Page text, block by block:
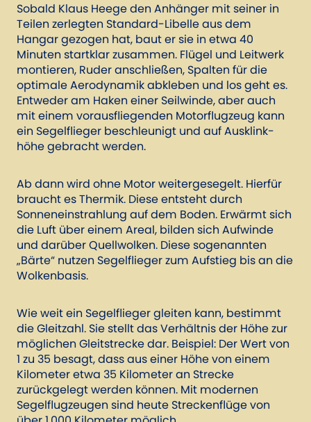
Sobald Klaus Heege den Anhänger mit seiner in
Teilen zerlegten Standard-Libelle aus dem
Hangar gezogen hat, baut er sie in etwa 40
Minuten startklar zusammen. Flügel und Leitwerk
montieren, Ruder anschließen, Spalten für die
optimale Aerodynamik abkleben und los geht es.
Entweder am Haken einer Seilwinde, aber auch
mit einem vorausfliegenden Motorflugzeug kann
ein Segelflieger beschleunigt und auf Ausklink­
höhe gebracht werden.
Ab dann wird ohne Motor weitergesegelt. Hierfür
braucht es Thermik. Diese entsteht durch
Sonneneinstrahlung auf dem Boden. Erwärmt sich
die Luft über einem Areal, bilden sich Aufwinde
und darüber Quellwolken. Diese sogenannten
„Bärte“ nutzen Segelflieger zum Aufstieg bis an die
Wolkenbasis.
Wie weit ein Segelflieger gleiten kann, bestimmt
die Gleitzahl. Sie stellt das Verhältnis der Höhe zur
möglichen Gleitstrecke dar. Beispiel: Der Wert von
1 zu 35 besagt, dass aus einer Höhe von einem
Kilometer etwa 35 Kilometer an Strecke
zurückgelegt werden können. Mit modernen
Segelflugzeugen sind heute Streckenflüge von